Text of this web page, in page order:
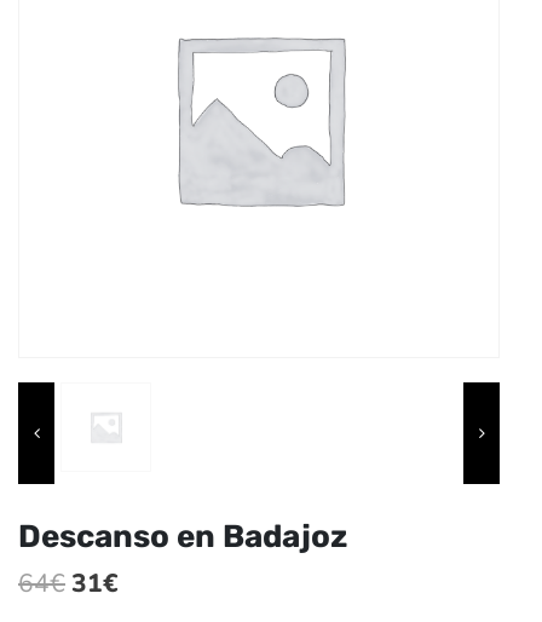
Descanso en Badajoz
64€ El
31€